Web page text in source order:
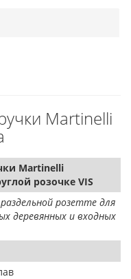
Martinelli
Martinelli
розочке VIS
розетте для
деревянных и входных